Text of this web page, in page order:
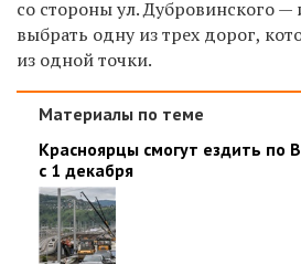
со стороны ул. Дубровинского —
выбрать одну из трех дорог,
из одной точки.
Материалы по теме
Красноярцы смогут ездить по
с 1 декабря